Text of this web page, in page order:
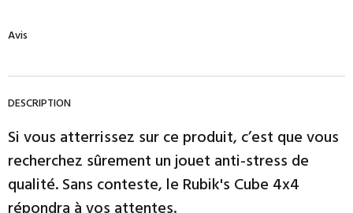
Avis
DESCRIPTION
Si vous atterrissez sur ce produit, c’est que vous
recherchez sûrement un jouet anti-stress de
qualité. Sans conteste, le Rubik's Cube 4x4